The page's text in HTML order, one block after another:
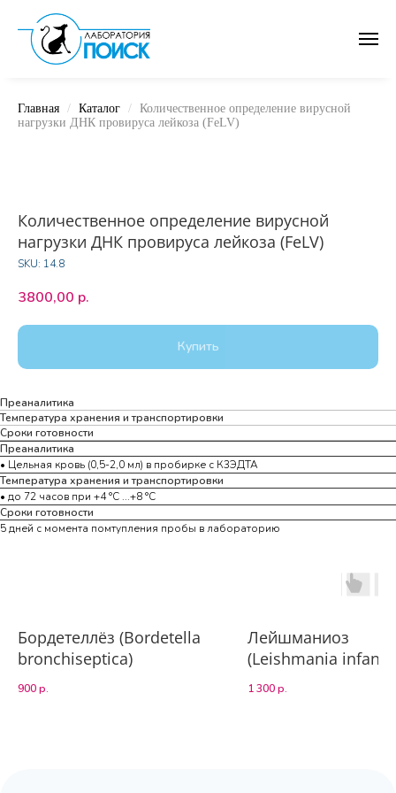
Главная Каталог
Количественное определение вирусной
нагрузки ДНК провируса лейкоза (FeLV)
Количественное определение вирусной
нагрузки ДНК провируса лейкоза (FeLV)
SKU: 14.8
3800,00 р.
Купить
Преаналитика
Температура хранения и транспортировки
Сроки готовности
Преаналитика
• Цельная кровь (0,5-2,0 мл) в пробирке с К3ЭДТА
Температура хранения и транспортировки
• до 72 часов при +4 °С ...+8 °С
Сроки готовности
5 дней с момента помтупления пробы в лабораторию
Бордетеллёз (Bordetella
bronchiseptica)
900р.
Лейшманиоз
(Leishmania
1 300р.